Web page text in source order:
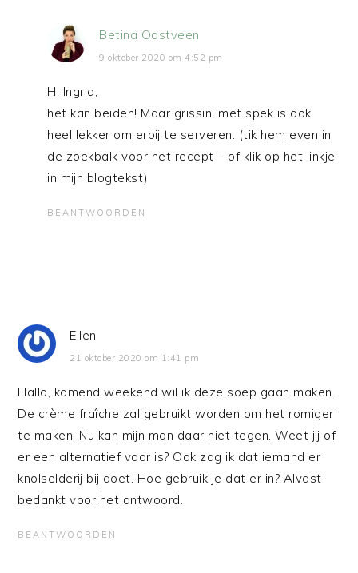
Betina Oostveen
9 oktober 2020 om 4:52 pm
Hi Ingrid,
het kan beiden! Maar grissini met spek is ook
heel lekker om erbij te serveren. (tik hem even in
de zoekbalk voor het recept – of klik op het linkje
in mijn blogtekst)
BEANTWOORDEN
Ellen
21 oktober 2020 om 1:41 pm
Hallo, komend weekend wil ik deze soep gaan maken.
De crème fraîche zal gebruikt worden om het romiger
te maken. Nu kan mijn man daar niet tegen. Weet jij of
er een alternatief voor is? Ook zag ik dat iemand er
knolselderij bij doet. Hoe gebruik je dat er in? Alvast
bedankt voor het antwoord.
BEANTWOORDEN